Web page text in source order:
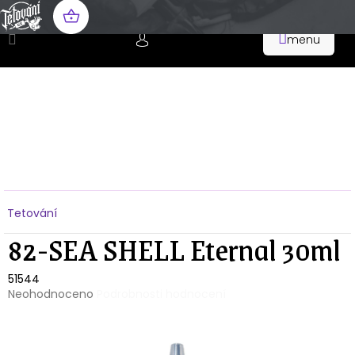
Přejít
na
obsah
NÁKUPNÍ
Tetování
82-SEA SHELL Eternal 30ml
51544
Průměrné
Neohodnoceno